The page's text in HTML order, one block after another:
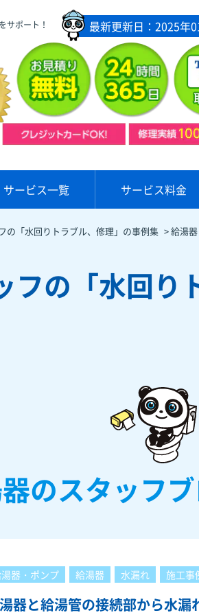
サポート！ 最新更新日：2025年
サービス一覧 サービス料金
の「水回りトラブル、修理」の事例集 >給湯器
フの「水回り
のスタッフ
器・ポンプ 給湯器 水漏れ 施工事
器と給湯管の接続部から水漏